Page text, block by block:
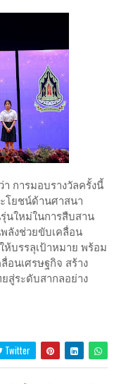
การมอบรางวัลครั้งนี้
โยชน์ด้านศาสนา
ใหม่ในการสืบสาน
ลังช่วยขับเคลื่อน
บรรลุเป้าหมาย พร้อม
นเศรษฐกิจ สร้าง
สู่ระดับสากลอย่าง
Twitter